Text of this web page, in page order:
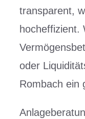
transparent,
hocheffizient.
oder
Rombach ein